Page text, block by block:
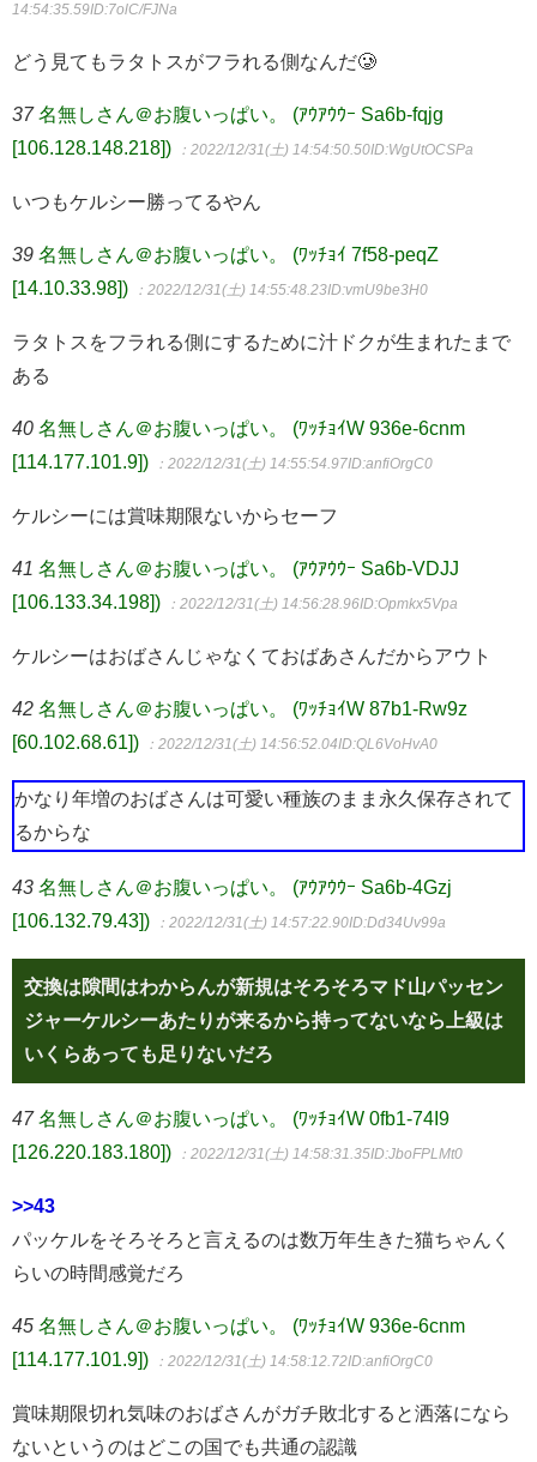
14:54:35.59ID:7olC/FJNa
どう見てもラタトスがフラれる側なんだ🥲
37 名無しさん＠お腹いっぱい。 (ｱｳｱｳｳｰ Sa6b-fqjg
[106.128.148.218])
：2022/12/31(土) 14:54:50.50ID:WgUtOCSPa
いつもケルシー勝ってるやん
39 名無しさん＠お腹いっぱい。 (ﾜｯﾁｮｲ 7f58-peqZ
[14.10.33.98])
：2022/12/31(土) 14:55:48.23ID:vmU9be3H0
ラタトスをフラれる側にするために汁ドクが生まれたまで
ある
40 名無しさん＠お腹いっぱい。 (ﾜｯﾁｮｲW 936e-6cnm
[114.177.101.9])
：2022/12/31(土) 14:55:54.97ID:anfiOrgC0
ケルシーには賞味期限ないからセーフ
41 名無しさん＠お腹いっぱい。 (ｱｳｱｳｳｰ Sa6b-VDJJ
[106.133.34.198])
：2022/12/31(土) 14:56:28.96ID:Opmkx5Vpa
ケルシーはおばさんじゃなくておばあさんだからアウト
42 名無しさん＠お腹いっぱい。 (ﾜｯﾁｮｲW 87b1-Rw9z
[60.102.68.61])
：2022/12/31(土) 14:56:52.04ID:QL6VoHvA0
かなり年増のおばさんは可愛い種族のまま永久保存されて
るからな
43 名無しさん＠お腹いっぱい。 (ｱｳｱｳｳｰ Sa6b-4Gzj
[106.132.79.43])
：2022/12/31(土) 14:57:22.90ID:Dd34Uv99a
交換は隙間はわからんが新規はそろそろマド山パッセン
ジャーケルシーあたりが来るから持ってないなら上級は
いくらあっても足りないだろ
47 名無しさん＠お腹いっぱい。 (ﾜｯﾁｮｲW 0fb1-74I9
[126.220.183.180])
：2022/12/31(土) 14:58:31.35ID:JboFPLMt0
>>43
パッケルをそろそろと言えるのは数万年生きた猫ちゃんく
らいの時間感覚だろ
45 名無しさん＠お腹いっぱい。 (ﾜｯﾁｮｲW 936e-6cnm
[114.177.101.9])
：2022/12/31(土) 14:58:12.72ID:anfiOrgC0
賞味期限切れ気味のおばさんがガチ敗北すると洒落になら
ないというのはどこの国でも共通の認識